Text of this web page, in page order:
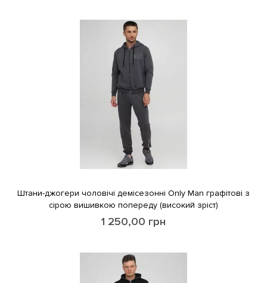
Штани-джогери чоловічі демісезонні Only Man графітові з
сірою вишивкою попереду (високий зріст)
1 250,00 грн